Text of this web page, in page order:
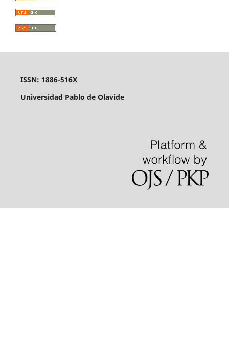
ISSN: 1886-516X
Universidad Pablo de Olavide